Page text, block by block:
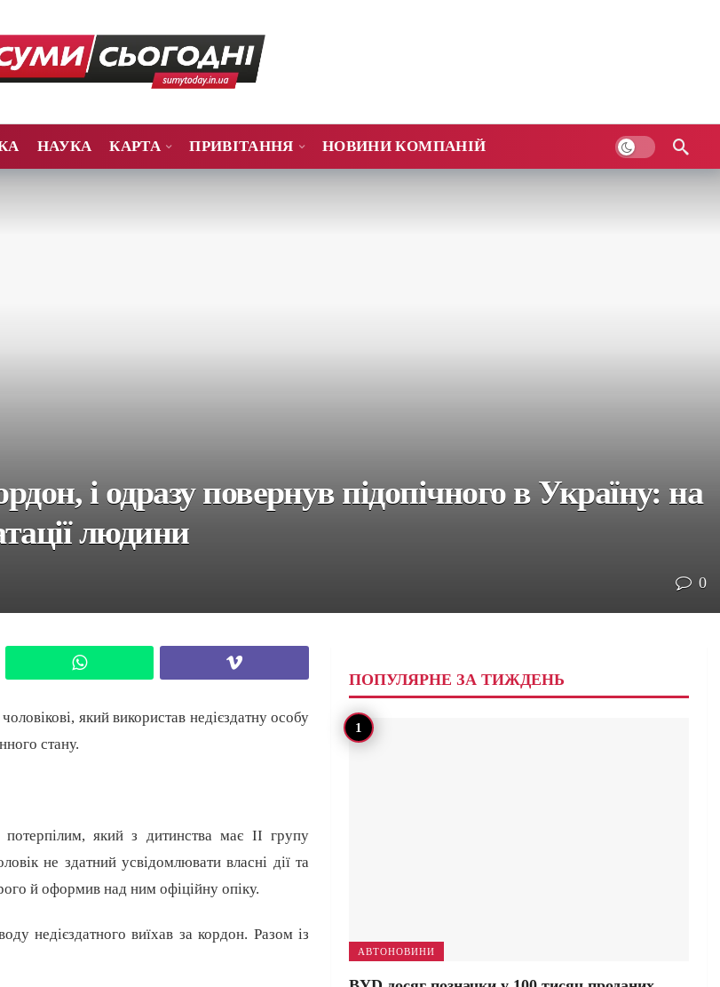
НАУКА КАРТА ПРИВІТАННЯ НОВИНИ КОМПАНІЙ
і одразу повернув підопічного в Україну: на
людини
0
який використав недієздатну особу
стану.
який з дитинства має II групу
не здатний усвідомлювати власні дії та
й оформив над ним офіційну опіку.
недієздатного виїхав за кордон. Разом із
ПОПУЛЯРНЕ ЗА ТИЖДЕНЬ
АВТОНОВИНИ